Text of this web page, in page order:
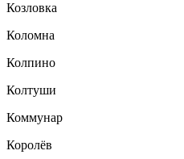
Козловка
Коломна
Колпино
Колтуши
Коммунар
Королёв